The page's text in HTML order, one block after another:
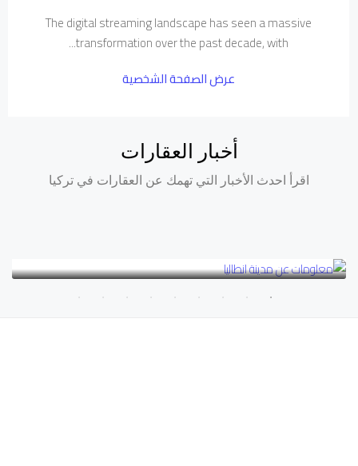
The digital streaming landscape has seen a massive
transformation over the past decade, with...
عرض الصفحة الشخصية
أخبار العقارات
اقرأ احدث الأخبار التي تهمك عن العقارات في تركيا
معلومات عن مدينة انطاليا